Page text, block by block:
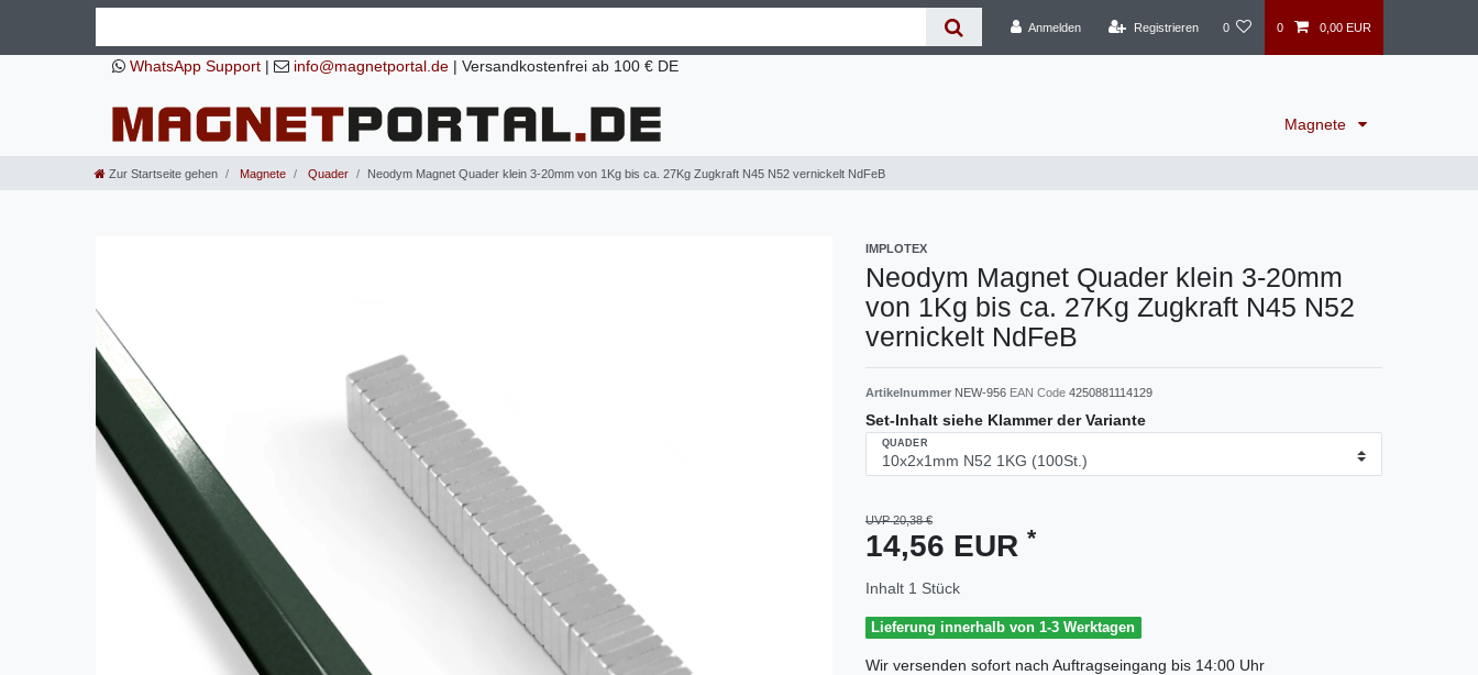
Anmelden Registrieren 0 0 0,00 EUR
WhatsApp Support | info@magnetportal.de | Versandkostenfrei ab 100 € DE
Magnete
Zur Startseite gehen Magnete Quader Neodym Magnet Quader klein 3-20mm von 1Kg bis ca. 27Kg Zugkraft N45 N52 vernickelt NdFeB
IMPLOTEX
Neodym Magnet Quader klein 3-20mm
von 1Kg bis ca. 27Kg Zugkraft N45 N52
vernickelt NdFeB
Artikelnummer NEW-956 EAN Code 4250881114129
Set-Inhalt siehe Klammer der Variante
QUADER
UVP 20,38 €
14,56 EUR *
Inhalt 1 Stück
Lieferung innerhalb von 1-3 Werktagen
Wir versenden sofort nach Auftragseingang bis 14:00 Uhr